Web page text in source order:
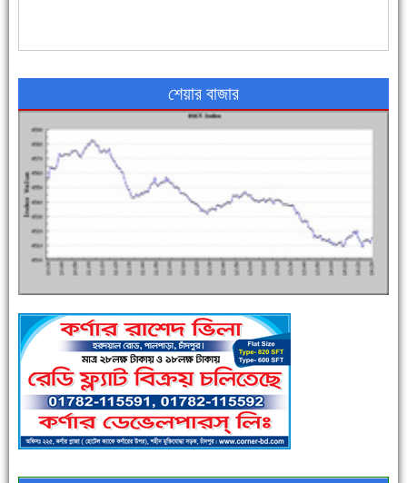
এক সপ্তাহে শনাক্ত বেড়েছে ৫৫%, মৃত্যু ৪৬%
পুলিশ সদস্যদের জন্যে এসপির মৌসুমি ফল উপহার
শেয়ার বাজার